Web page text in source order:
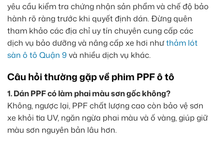
yêu cầu kiểm tra chứng nhận sản phẩm và chế độ bảo
hành rõ ràng trước khi quyết định dán. Đừng quên
tham khảo các địa chỉ uy tín chuyên cung cấp các
dịch vụ bảo dưỡng và nâng cấp xe hơi nhưthảm lót
sàn ô tô Quận 9 và nhiều dịch vụ khác.
Câu hỏi thường gặp về phim PPF ô tô
1. Dán PPF có làm phai màu sơn gốc không?
Không, ngược lại, PPF chất lượng cao còn bảo vệ sơn
xe khỏi tia UV, ngăn ngừa phai màu và ố vàng, giúp giữ
màu sơn nguyên bản lâu hơn.